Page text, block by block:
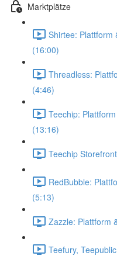
Marktplätze
Shirtee: Plattform
(16:00)
Threadless:
(4:46)
Teechip:
(13:16)
Teechip
RedBubble:
(5:13)
Zazzle: Plattform
Teefury,